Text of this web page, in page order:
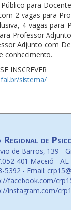
para
2 vagas para
4 vagas para
Professor
Adjunto com
conhecimento.
INSCREVER:
sistema/
de
de Barros, 139 -
401 Maceió - AL
5392 - Email:
facebook.com/
instagram.com/